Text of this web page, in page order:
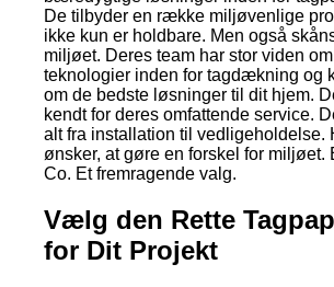
De tilbyder en række miljøvenlige
ikke kun er holdbare. Men også
miljøet. Deres team har stor viden
teknologier inden for tagdækning og
om de bedste løsninger til dit hjem.
kendt for deres omfattende service.
alt fra installation til vedligeholdelse.
ønsker, at gøre en forskel for miljøet.
Co. Et fremragende valg.
Vælg den Rette
for Dit Projekt